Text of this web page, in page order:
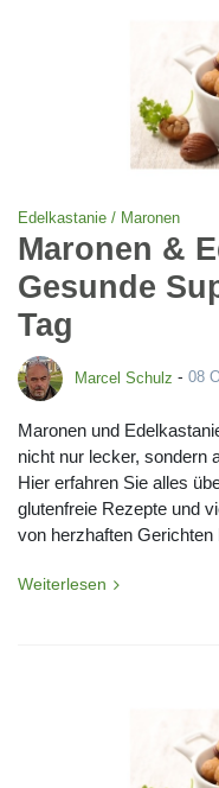
Edelkastanie / Maronen
Maronen &
Gesunde
Tag
Marcel Schulz - 08
Maronen und
nicht nur lecker, sondern
Hier erfahren Sie alles
glutenfreie Rezepte und
von herzhaften
Weiterlesen